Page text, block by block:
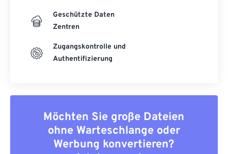
Geschützte Daten
Zentren
Zugangskontrolle und
Authentifizierung
Möchten Sie große Dateien
ohne Warteschlange oder
Werbung konvertieren?